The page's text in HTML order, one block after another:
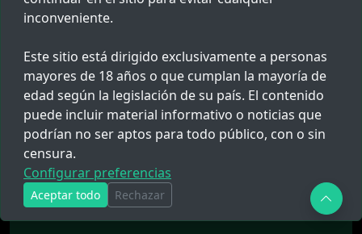
Incautan más de 258 kilos de
durante operativo conjunto
inconveniente.
Este sitio está dirigido exclusivamente a personas
mayores de 18 años o que cumplan la mayoría de
edad según la legislación de su país. El contenido
puede incluir material informativo o noticias que
podrían no ser aptos para todo público, con o sin
censura.
Configurar preferencias
Aceptar todo Rechazar